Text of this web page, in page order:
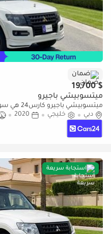
ضمان
$ 19,700
ميتسوبيشي باجيرو
ومضمون ٪كارس24
دبي خليجي 2020
استجابة سريعة